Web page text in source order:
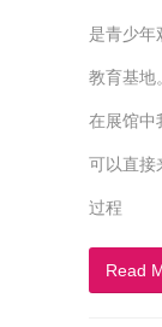
是青少年
教育基地。
在展馆中
可以直接
过程
Read